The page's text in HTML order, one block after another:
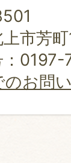
市芳
：
のお問